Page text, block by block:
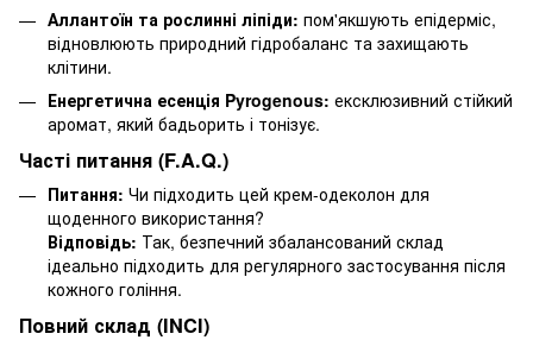
Аллантоїн та рослинні ліпіди: пом'якшують епідерміс,
відновлюють природний гідробаланс та захищають
клітини.
Енергетична есенція Pyrogenous: ексклюзивний стійкий
аромат, який бадьорить і тонізує.
Часті питання (F.A.Q.)
Питання: Чи підходить цей крем-одеколон для
щоденного використання?
Відповідь: Так, безпечний збалансований склад
ідеально підходить для регулярного застосування після
кожного гоління.
Повний склад (INCI)